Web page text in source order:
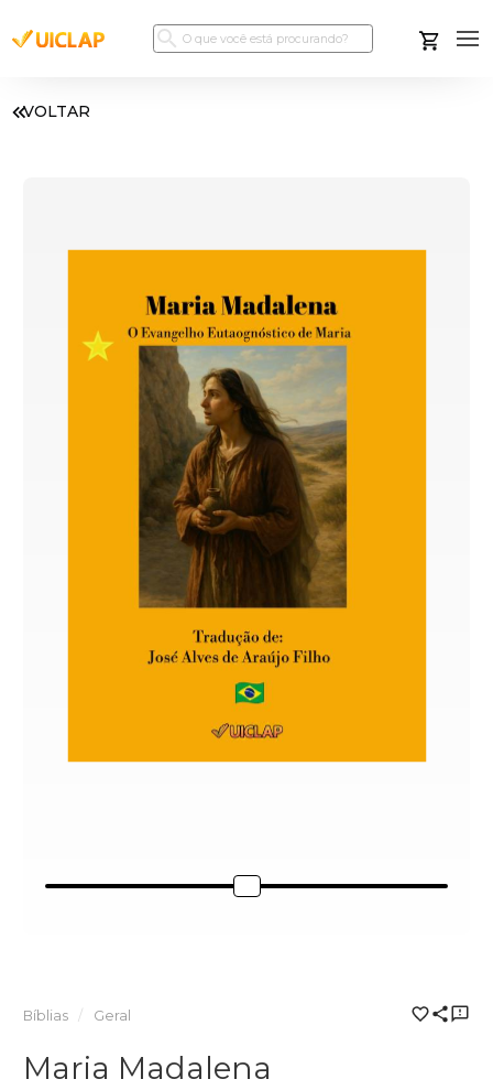
VOLTAR
Bíblias Geral
Maria Madalena